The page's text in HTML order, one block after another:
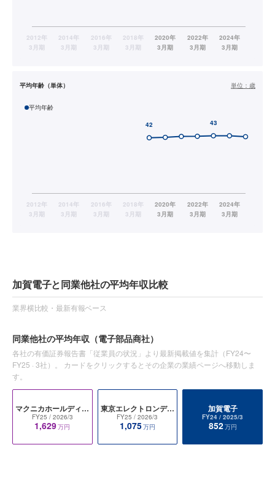
平均年齢（単体） 単位： 歳
平均年齢
加賀電子と同業他社の平均年収比較
業界横比較・最新有報ベース
同業他社の平均年収 （電子部品商社）
各社の有価証券報告書「従業員の状況」より最新掲載値を集計（FY24〜
FY25 · 3社）。 カードをクリックするとその企業の業績ページへ移動しま
す。
マクニカホールディングス
FY25 / 2026/3
1,629万円
東京エレクトロンデバイス
FY25 / 2026/3
1,075万円
加賀電子
FY24 / 2025/3
852万円